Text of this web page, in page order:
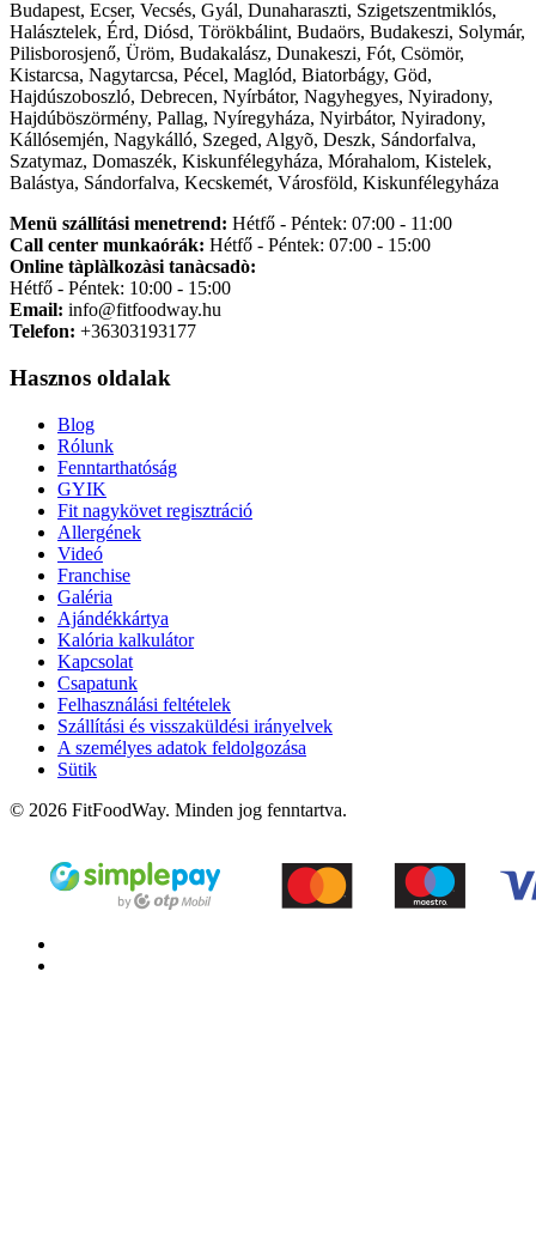
Budapest, Ecser, Vecsés, Gyál, Dunaharaszti, Szigetszentmiklós,
Halásztelek, Érd, Diósd, Törökbálint, Budaörs, Budakeszi, Solymár,
Pilisborosjenő, Üröm, Budakalász, Dunakeszi, Fót, Csömör,
Kistarcsa, Nagytarcsa, Pécel, Maglód, Biatorbágy, Göd,
Hajdúszoboszló, Debrecen, Nyírbátor, Nagyhegyes, Nyiradony,
Hajdúböszörmény, Pallag, Nyíregyháza, Nyirbátor, Nyiradony,
Kállósemjén, Nagykálló, Szeged, Algyõ, Deszk, Sándorfalva,
Szatymaz, Domaszék, Kiskunfélegyháza, Mórahalom, Kistelek,
Balástya, Sándorfalva, Kecskemét, Városföld, Kiskunfélegyháza
Menü szállítási menetrend: Hétfő - Péntek: 07:00 - 11:00
Call center munkaórák: Hétfő - Péntek: 07:00 - 15:00
Online tàplàlkozàsi tanàcsadò:
Hétfő - Péntek: 10:00 - 15:00
Email: info@fitfoodway.hu
Telefon: +36303193177
Hasznos oldalak
Blog
Rólunk
Fenntarthatóság
GYIK
Fit nagykövet regisztráció
Allergének
Videó
Franchise
Galéria
Ajándékkártya
Kalória kalkulátor
Kapcsolat
Csapatunk
Felhasználási feltételek
Szállítási és visszaküldési irányelvek
A személyes adatok feldolgozása
Sütik
© 2026 FitFoodWay. Minden jog fenntartva.